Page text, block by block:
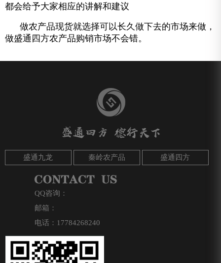
都会给予大家相应的讲解和建议
做农产品现货就选择可以长久做下去的市场来做，
做盛通四方农产品购销市场不会错。
盛通九龙 秦岭农产品 盛通四方
QQ咨询：
邮箱：
电话：17784268240